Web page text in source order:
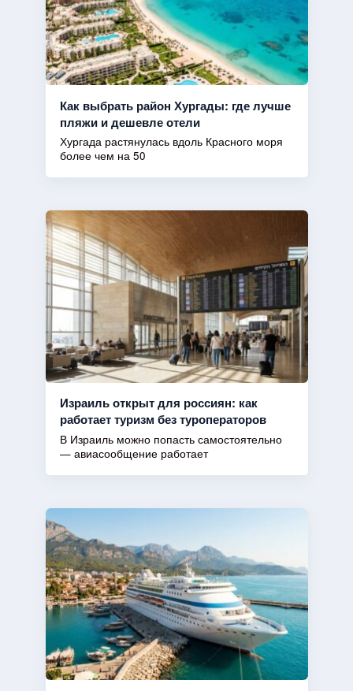
Как выбрать район Хургады: где лучше
пляжи и дешевле отели
Хургада растянулась вдоль Красного моря
более чем на 50
Израиль открыт для россиян: как
работает туризм без туроператоров
В Израиль можно попасть самостоятельно
— авиасообщение работает